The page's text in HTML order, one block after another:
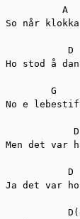
A
So når
D
Ho stod å
G
No e
Men det var
D
Ja det var